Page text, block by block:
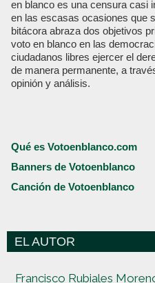
en blanco es una censura casi
en las escasas ocasiones que
bitácora abraza dos objetivos
voto en blanco en las
ciudadanos libres ejercer el
de manera permanente, a
opinión y análisis.
Qué es Votoenblanco.com
Banners de Votoenblanco
Canción de Votoenblanco
EL AUTOR
Francisco Rubiales